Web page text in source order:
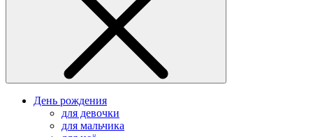
День рождения
для девочки
для мальчика